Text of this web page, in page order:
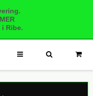
Ribe.